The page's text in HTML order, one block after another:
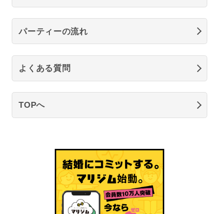
パーティーの流れ
よくある質問
TOPへ